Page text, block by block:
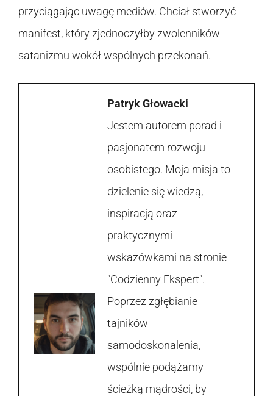
przyciągając uwagę mediów. Chciał stworzyć
manifest, który zjednoczyłby zwolenników
satanizmu wokół wspólnych przekonań.
Patryk Głowacki
Jestem autorem porad i
pasjonatem rozwoju
osobistego. Moja misja to
dzielenie się wiedzą,
inspiracją oraz
praktycznymi
wskazówkami na stronie
"Codzienny Ekspert".
Poprzez zgłębianie
tajników
samodoskonalenia,
wspólnie podążamy
ścieżką mądrości, by